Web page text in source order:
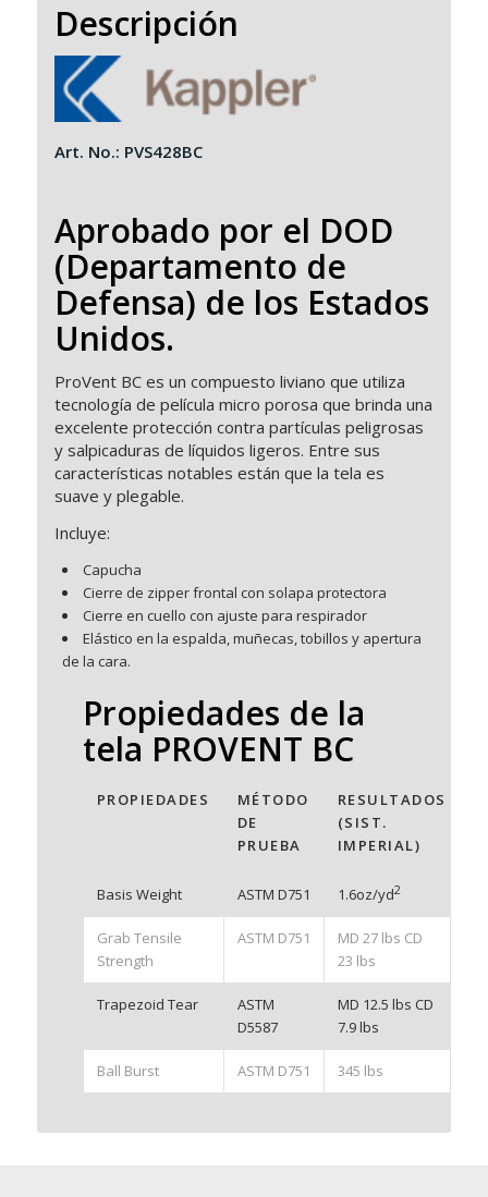
Descripción
Art. No.: PVS428BC
Aprobado por el DOD
(Departamento de
Defensa) de los Estados
Unidos.
ProVent BC es un compuesto liviano que utiliza
tecnología de película micro porosa que brinda una
excelente protección contra partículas peligrosas
y salpicaduras de líquidos ligeros. Entre sus
características notables están que la tela es
suave y plegable.
Incluye:
Capucha
Cierre de zipper frontal con solapa protectora
Cierre en cuello con ajuste para respirador
Elástico en la espalda, muñecas, tobillos y apertura
de la cara.
Propiedades de la
tela PROVENT BC
PROPIEDADES
MÉTODO
DE
PRUEBA
RESULTADOS
(SIST.
IMPERIAL)
Basis Weight ASTM D751 1.6oz/yd2
Grab Tensile
Strength
ASTM D751
MD 27 lbs CD
23 lbs
Trapezoid Tear
ASTM
D5587
MD 12.5 lbs CD
7.9 lbs
Ball Burst ASTM D751 345 lbs